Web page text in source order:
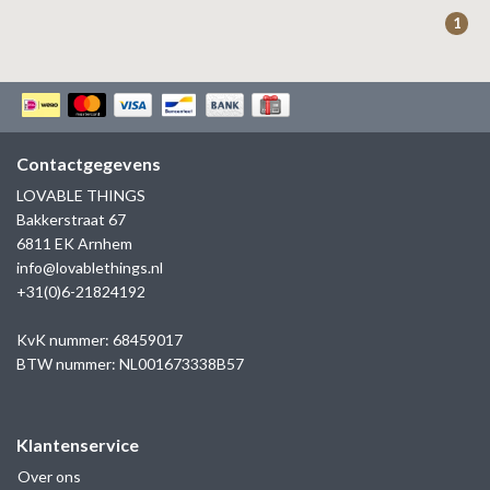
KAPTEN & SON
1
Contactgegevens
LOVABLE THINGS
Bakkerstraat 67
6811 EK Arnhem
info@lovablethings.nl
+31(0)6-21824192
KvK nummer: 68459017
BTW nummer: NL001673338B57
Klantenservice
Over ons